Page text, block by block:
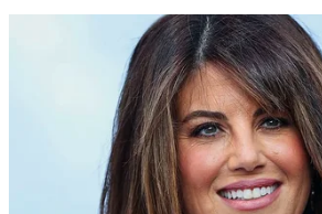
Luca Sito, Alice Mangione,
Anna Polinari, Giancarla
Riserve: Lorenzo Benati (4×400 mista),
(4×100) Andrea Cosi (marcia), Chiara
Olivieri (400 ostacoli), Marta Zenoni